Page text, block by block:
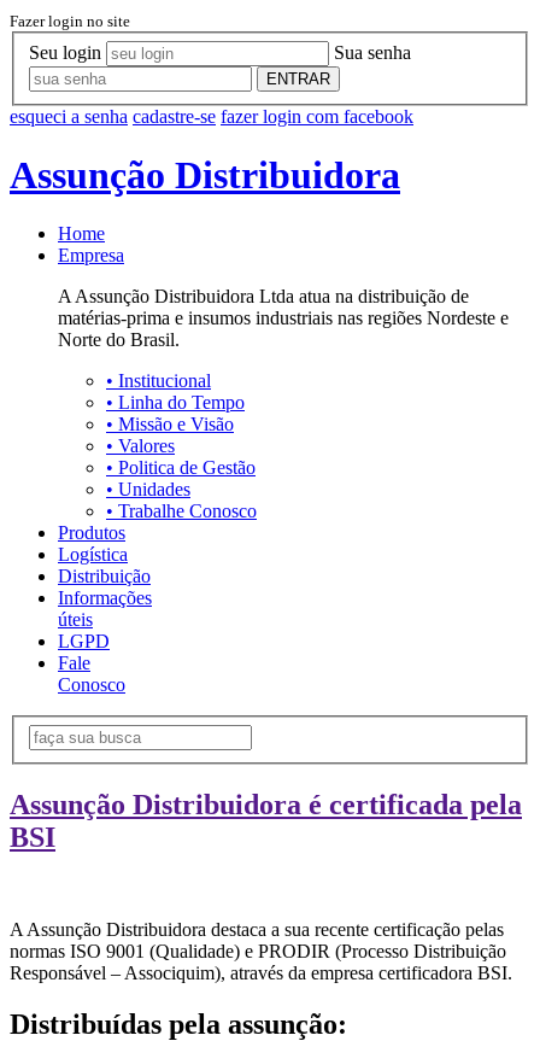
Fazer login no site
Seu login Sua senha
ENTRAR
esqueci a senha cadastre-se fazer login com facebook
Assunção Distribuidora
Home
Empresa
A Assunção Distribuidora Ltda atua na distribuição de
matérias-prima e insumos industriais nas regiões Nordeste e
Norte do Brasil.
• Institucional
• Linha do Tempo
• Missão e Visão
• Valores
• Politica de Gestão
• Unidades
• Trabalhe Conosco
Produtos
Logística
Distribuição
Informações
úteis
LGPD
Fale
Conosco
Assunção Distribuidora é certificada pela
BSI
A Assunção Distribuidora destaca a sua recente certificação pelas
normas ISO 9001 (Qualidade) e PRODIR (Processo Distribuição
Responsável – Associquim), através da empresa certificadora BSI.
Distribuídas pela assunção: